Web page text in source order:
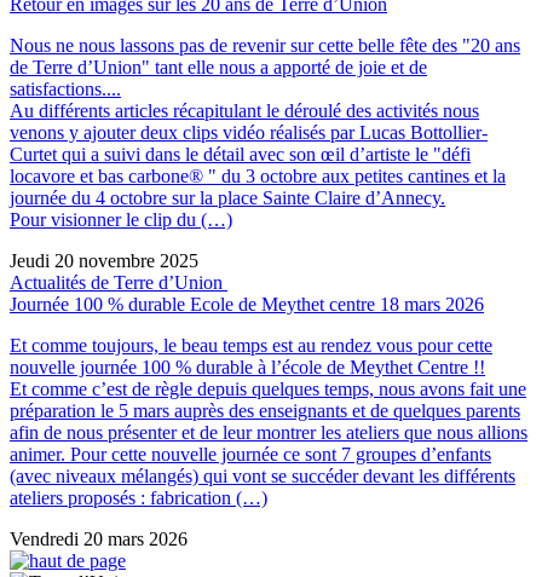
Nous ne nous lassons pas de revenir sur cette belle fête des "20 ans
de Terre d’Union" tant elle nous a apporté de joie et de
satisfactions....
Au différents articles récapitulant le déroulé des activités nous
venons y ajouter deux clips vidéo réalisés par Lucas Bottollier-
Curtet qui a suivi dans le détail avec son œil d’artiste le "défi
locavore et bas carbone® " du 3 octobre aux petites cantines et la
journée du 4 octobre sur la place Sainte Claire d’Annecy.
Pour visionner le clip du (…)
Jeudi 20 novembre 2025
Actualités de Terre d’Union
Journée 100 % durable Ecole de Meythet centre 18 mars 2026
Et comme toujours, le beau temps est au rendez vous pour cette
nouvelle journée 100 % durable à l’école de Meythet Centre !!
Et comme c’est de règle depuis quelques temps, nous avons fait une
préparation le 5 mars auprès des enseignants et de quelques parents
afin de nous présenter et de leur montrer les ateliers que nous allions
animer. Pour cette nouvelle journée ce sont 7 groupes d’enfants
(avec niveaux mélangés) qui vont se succéder devant les différents
ateliers proposés : fabrication (…)
Vendredi 20 mars 2026